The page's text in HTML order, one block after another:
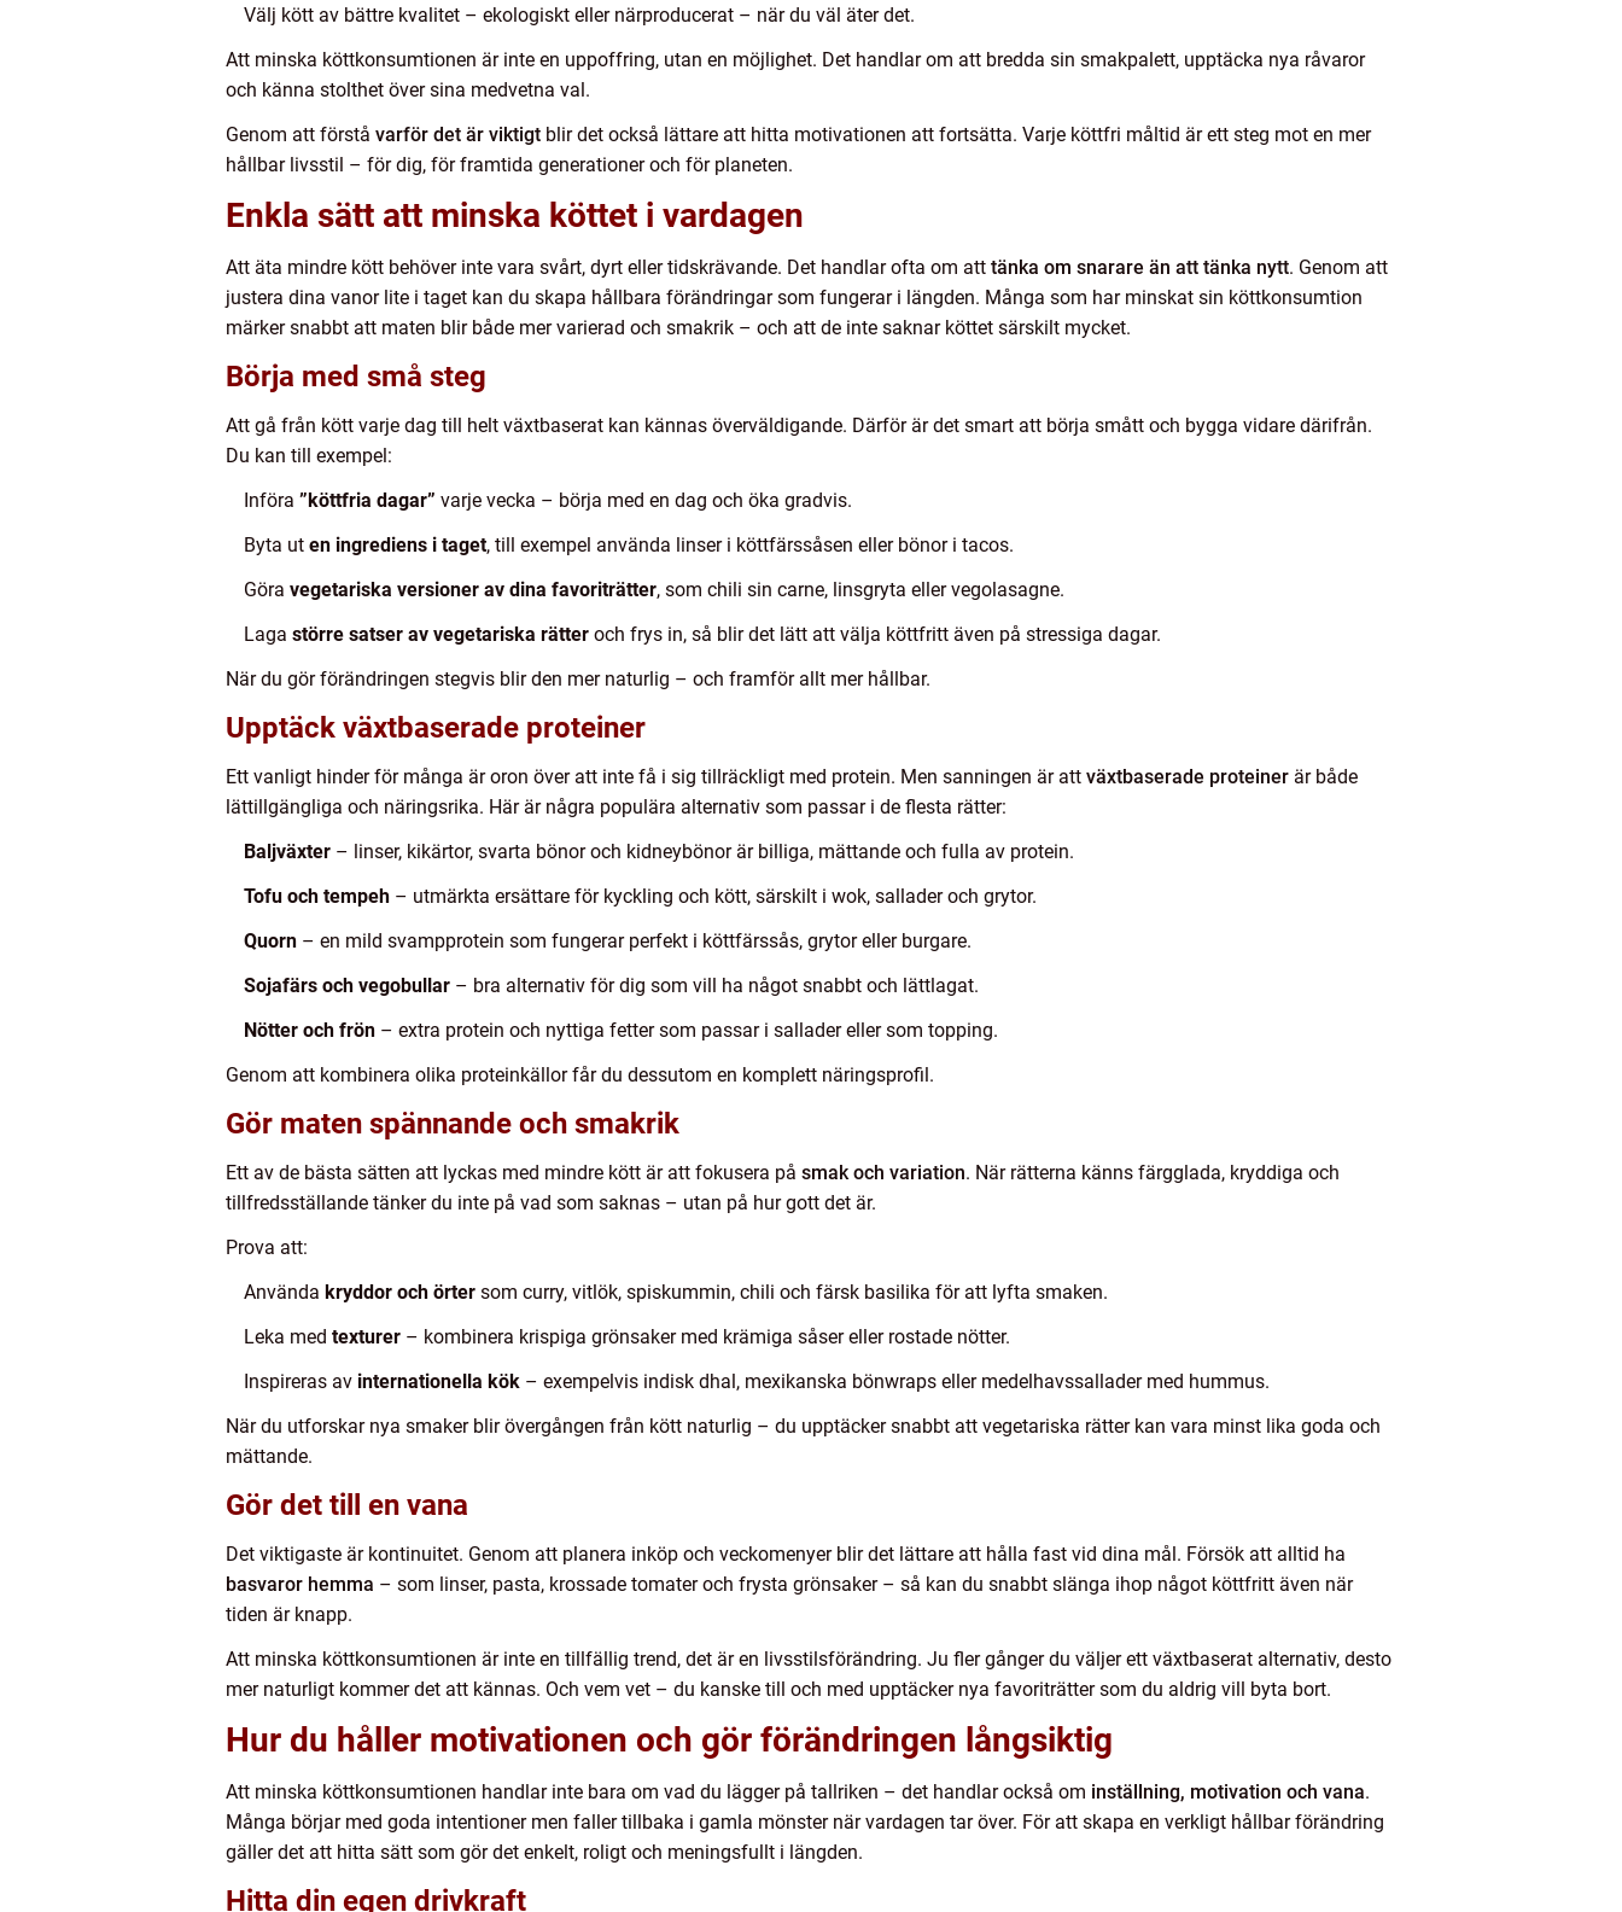
Välj kött av bättre kvalitet – ekologiskt eller närproducerat – när du väl äter det.
Att minska köttkonsumtionen är inte en uppoffring, utan en möjlighet. Det handlar om att bredda sin smakpalett, upptäcka nya råvaror
och känna stolthet över sina medvetna val.
Genom att förstå varför det är viktigt blir det också lättare att hitta motivationen att fortsätta. Varje köttfri måltid är ett steg mot en mer
hållbar livsstil – för dig, för framtida generationer och för planeten.
Enkla sätt att minska köttet i vardagen
Att äta mindre kött behöver inte vara svårt, dyrt eller tidskrävande. Det handlar ofta om att tänka om snarare än att tänka nytt. Genom att
justera dina vanor lite i taget kan du skapa hållbara förändringar som fungerar i längden. Många som har minskat sin köttkonsumtion
märker snabbt att maten blir både mer varierad och smakrik – och att de inte saknar köttet särskilt mycket.
Börja med små steg
Att gå från kött varje dag till helt växtbaserat kan kännas överväldigande. Därför är det smart att börja smått och bygga vidare därifrån.
Du kan till exempel:
Införa ”köttfria dagar” varje vecka – börja med en dag och öka gradvis.
Byta ut en ingrediens i taget, till exempel använda linser i köttfärssåsen eller bönor i tacos.
Göra vegetariska versioner av dina favoriträtter, som chili sin carne, linsgryta eller vegolasagne.
Laga större satser av vegetariska rätter och frys in, så blir det lätt att välja köttfritt även på stressiga dagar.
När du gör förändringen stegvis blir den mer naturlig – och framför allt mer hållbar.
Upptäck växtbaserade proteiner
Ett vanligt hinder för många är oron över att inte få i sig tillräckligt med protein. Men sanningen är att växtbaserade proteiner är både
lättillgängliga och näringsrika. Här är några populära alternativ som passar i de flesta rätter:
Baljväxter – linser, kikärtor, svarta bönor och kidneybönor är billiga, mättande och fulla av protein.
Tofu och tempeh – utmärkta ersättare för kyckling och kött, särskilt i wok, sallader och grytor.
Quorn – en mild svampprotein som fungerar perfekt i köttfärssås, grytor eller burgare.
Sojafärs och vegobullar – bra alternativ för dig som vill ha något snabbt och lättlagat.
Nötter och frön – extra protein och nyttiga fetter som passar i sallader eller som topping.
Genom att kombinera olika proteinkällor får du dessutom en komplett näringsprofil.
Gör maten spännande och smakrik
Ett av de bästa sätten att lyckas med mindre kött är att fokusera på smak och variation. När rätterna känns färgglada, kryddiga och
tillfredsställande tänker du inte på vad som saknas – utan på hur gott det är.
Prova att:
Använda kryddor och örter som curry, vitlök, spiskummin, chili och färsk basilika för att lyfta smaken.
Leka med texturer – kombinera krispiga grönsaker med krämiga såser eller rostade nötter.
Inspireras av internationella kök – exempelvis indisk dhal, mexikanska bönwraps eller medelhavssallader med hummus.
När du utforskar nya smaker blir övergången från kött naturlig – du upptäcker snabbt att vegetariska rätter kan vara minst lika goda och
mättande.
Gör det till en vana
Det viktigaste är kontinuitet. Genom att planera inköp och veckomenyer blir det lättare att hålla fast vid dina mål. Försök att alltid ha
basvaror hemma – som linser, pasta, krossade tomater och frysta grönsaker – så kan du snabbt slänga ihop något köttfritt även när
tiden är knapp.
Att minska köttkonsumtionen är inte en tillfällig trend, det är en livsstilsförändring. Ju fler gånger du väljer ett växtbaserat alternativ, desto
mer naturligt kommer det att kännas. Och vem vet – du kanske till och med upptäcker nya favoriträtter som du aldrig vill byta bort.
Hur du håller motivationen och gör förändringen långsiktig
Att minska köttkonsumtionen handlar inte bara om vad du lägger på tallriken – det handlar också om inställning, motivation och vana.
Många börjar med goda intentioner men faller tillbaka i gamla mönster när vardagen tar över. För att skapa en verkligt hållbar förändring
gäller det att hitta sätt som gör det enkelt, roligt och meningsfullt i längden.
Hitta din egen drivkraft